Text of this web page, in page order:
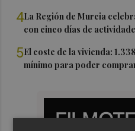
4La Región de Murcia
con cinco días de
5El coste de la vivienda:
mínimo para poder